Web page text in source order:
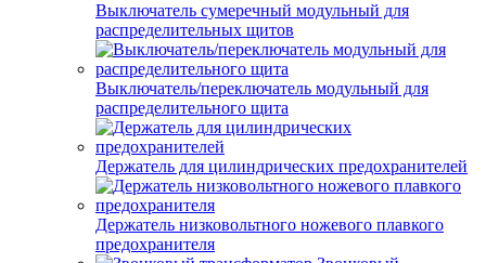
Выключатель сумеречный модульный для
распределительных щитов
Выключатель/переключатель модульный для
распределительного щита
Держатель для цилиндрических предохранителей
Держатель низковольтного ножевого плавкого
предохранителя